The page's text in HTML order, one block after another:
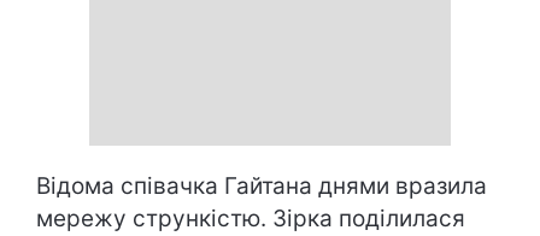
Відома співачка Гайтана днями вразила
мережу стрункістю. Зірка поділилася